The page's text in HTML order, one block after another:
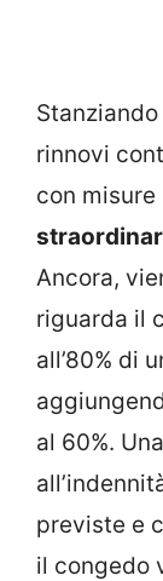
rinnovi
con misure
Ancora,
riguarda il
all’80% di
al 60%.
previste e
il congedo